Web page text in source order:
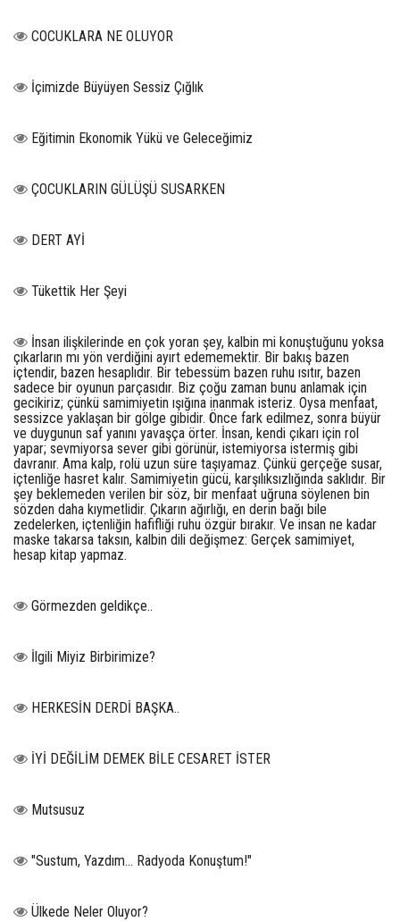
COCUKLARA NE OLUYOR
İçimizde Büyüyen Sessiz Çığlık
Eğitimin Ekonomik Yükü ve Geleceğimiz
ÇOCUKLARIN GÜLÜŞÜ SUSARKEN
DERT AYİ
Tükettik Her Şeyi
İnsan ilişkilerinde en çok yoran şey, kalbin mi konuştuğunu yoksa
çıkarların mı yön verdiğini ayırt edememektir. Bir bakış bazen
içtendir, bazen hesaplıdır. Bir tebessüm bazen ruhu ısıtır, bazen
sadece bir oyunun parçasıdır. Biz çoğu zaman bunu anlamak için
gecikiriz; çünkü samimiyetin ışığına inanmak isteriz. Oysa menfaat,
sessizce yaklaşan bir gölge gibidir. Önce fark edilmez, sonra büyür
ve duygunun saf yanını yavaşça örter. İnsan, kendi çıkarı için rol
yapar; sevmiyorsa sever gibi görünür, istemiyorsa istermiş gibi
davranır. Ama kalp, rolü uzun süre taşıyamaz. Çünkü gerçeğe susar,
içtenliğe hasret kalır. Samimiyetin gücü, karşılıksızlığında saklıdır. Bir
şey beklemeden verilen bir söz, bir menfaat uğruna söylenen bin
sözden daha kıymetlidir. Çıkarın ağırlığı, en derin bağı bile
zedelerken, içtenliğin hafifliği ruhu özgür bırakır. Ve insan ne kadar
maske takarsa taksın, kalbin dili değişmez: Gerçek samimiyet,
hesap kitap yapmaz.
Görmezden geldikçe..
İlgili Miyiz Birbirimize?
HERKESİN DERDİ BAŞKA..
İYİ DEĞİLİM DEMEK BİLE CESARET İSTER
Mutsusuz
"Sustum, Yazdım... Radyoda Konuştum!"
Ülkede Neler Oluyor?